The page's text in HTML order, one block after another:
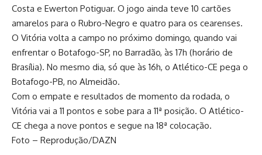
Costa e Ewerton Potiguar. O jogo ainda teve 10 cartões
amarelos para o Rubro-Negro e quatro para os cearenses.
O Vitória volta a campo no próximo domingo, quando vai
enfrentar o Botafogo-SP, no Barradão, às 17h (horário de
Brasília). No mesmo dia, só que às 16h, o Atlético-CE pega o
Botafogo-PB, no Almeidão.
Com o empate e resultados de momento da rodada, o
Vitória vai a 11 pontos e sobe para a 11ª posição. O Atlético-
CE chega a nove pontos e segue na 18ª colocação.
Foto – Reprodução/DAZN